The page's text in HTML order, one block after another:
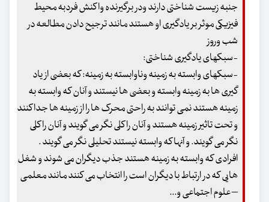
جنبه زیست شناختی دارند ودر برگیرنده واکنش فردبه محیط
فیزیکی موثر بر یادگیری او هستند مانند ترجیح دادن مطالعه در
شب وروز
-سبکهای یادگیری شناختی:
-سبکهای وابسته به زمینه وناوابسته به زمینه: که بعضی از یاد
گیری ها به زمینه وابسته و بعضی ها نیستند و آنان که وابسته به
زمینه هستند نمی توانند به راحتی محرک ها را از زمینه ها جدا کنند
و تحت تاثیر زمینه هستند و آنان را کلی نگر می گویند و آنان را کلی
نگر می گویند. و آنها که وابسته نیستند تحلیلی نگر می گویند .
افرادی که وابسته به زمینه هستند جذب دیگران می شوند و شغل
هایی که در ارتباط با دیگران است را انتخاب می کنند مانند معلمی
– علوم اجتماعی و...